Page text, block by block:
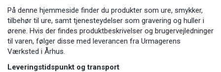
På denne hjemmeside finder du produkter som ure, smykker,
tilbehør til ure, samt tjenesteydelser som gravering og huller i
ørene. Hvis der findes produktbeskrivelser og brugervejledninger
til varen, følger disse med leverancen fra Urmagerens
Værksted i Århus.
Leveringstidspunkt og transport